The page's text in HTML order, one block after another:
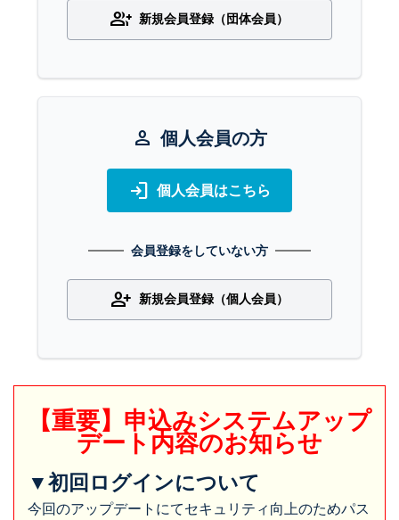
group_add 新規会員登録（団体会員）
person 個人会員の方
login 個人会員はこちら
会員登録をしていない方
person_add 新規会員登録（個人会員）
【重要】申込みシステムアップ
デート内容のお知らせ
▼初回ログインについて
今回のアップデートにてセキュリティ向上のためパス